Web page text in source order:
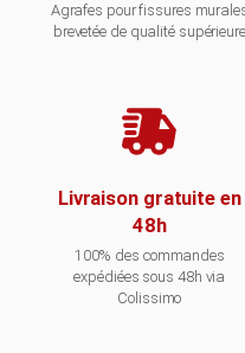
Agrafes pour fissures
brevetée de qualité supérieure
Livraison gratuite en
48h
100% des commandes
expédiées sous 48h via
Colissimo